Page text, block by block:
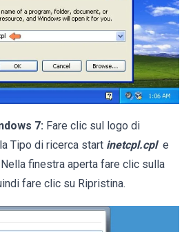
7: Fare clic sul logo di
Tipo di ricerca start inetcpl.cpl e
finestra aperta fare clic sulla
fare clic su Ripristina.